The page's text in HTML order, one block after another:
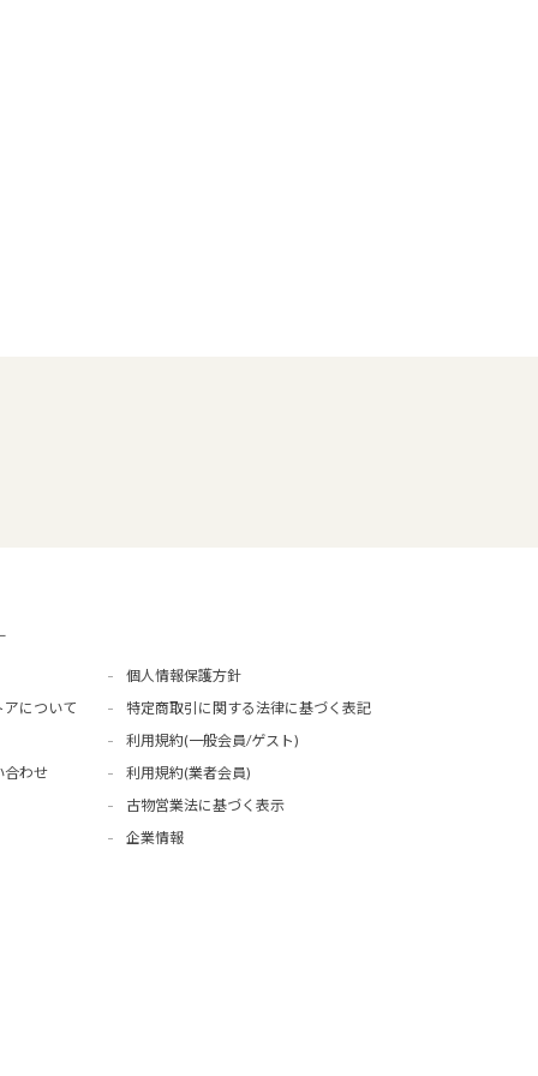
アについて
合わせ
個人情報保護方針
特定商取引に関する法律に基づく表記
利用規約(一般会員/ゲスト)
利用規約(業者会員)
古物営業法に基づく表示
企業情報